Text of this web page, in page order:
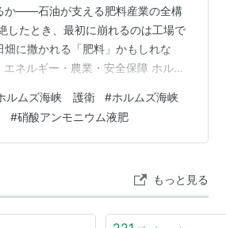
か——石油が支える肥料産業の全構
したとき、最初に崩れるのは工場で
畑に撒かれる「肥料」かもしれな
ネルギー・農業・安全保障 ホルム
スラエル衝突や米国の軍事介入に
された場合、日本をはじめ多くの
が現実となる。しかし、あまり語ら
る化学肥料なしには成立しない。本
肥料の仕組みと、そ…
ルムズ海峡 護衛 #ホルムズ海峡
#硝酸アンモニウム液肥
もっと見る